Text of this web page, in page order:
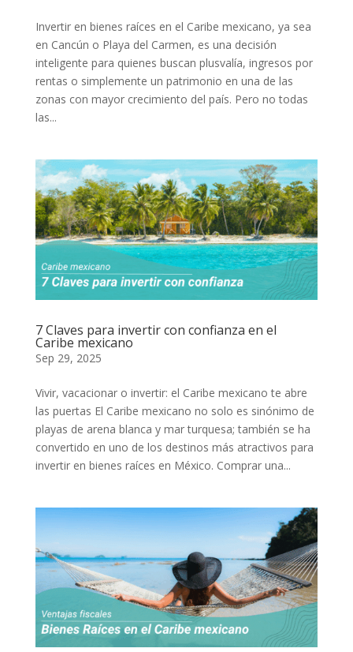
Invertir en bienes raíces en el Caribe mexicano, ya sea
en Cancún o Playa del Carmen, es una decisión
inteligente para quienes buscan plusvalía, ingresos por
rentas o simplemente un patrimonio en una de las
zonas con mayor crecimiento del país. Pero no todas
las...
7 Claves para invertir con confianza en el
Caribe mexicano
Sep 29, 2025
Vivir, vacacionar o invertir: el Caribe mexicano te abre
las puertas El Caribe mexicano no solo es sinónimo de
playas de arena blanca y mar turquesa; también se ha
convertido en uno de los destinos más atractivos para
invertir en bienes raíces en México. Comprar una...